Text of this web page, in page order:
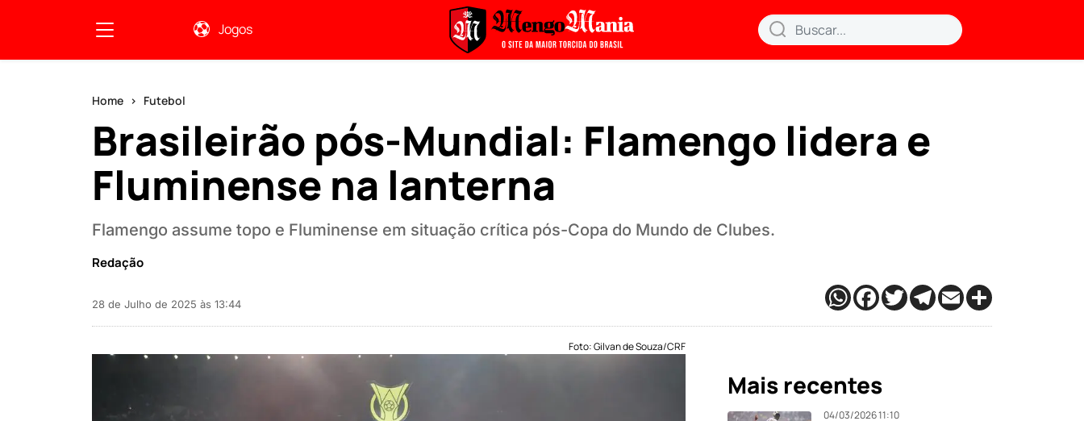
Jogos
Home Futebol
Brasileirão pós-Mundial: Flamengo lidera e
Fluminense na lanterna
Flamengo assume topo e Fluminense em situação crítica pós-Copa do Mundo de Clubes.
Redação
28 de Julho de 2025 às 13:44
Foto: Gilvan de Souza/CRF
Mais recentes
04/03/2026 11:10